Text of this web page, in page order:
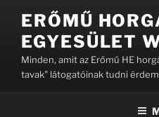
Tartalomhoz
ERŐMŰ
EGYESÜLET
Minden, amit az Erőmű HE
tavak" látogatóinak tudni